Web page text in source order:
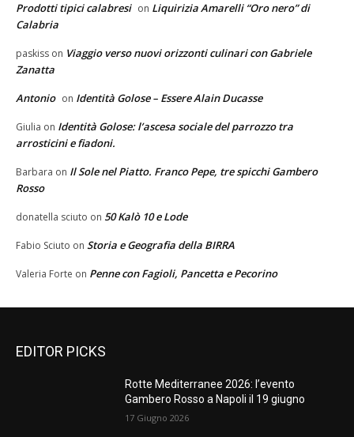
Prodotti tipici calabresi on Liquirizia Amarelli “Oro nero” di
Calabria
paskiss on Viaggio verso nuovi orizzonti culinari con Gabriele
Zanatta
Antonio on Identità Golose – Essere Alain Ducasse
Giulia on Identità Golose: l’ascesa sociale del parrozzo tra
arrosticini e fiadoni.
Barbara on Il Sole nel Piatto. Franco Pepe, tre spicchi Gambero
Rosso
donatella sciuto on 50 Kalò 10 e Lode
Fabio Sciuto on Storia e Geografia della BIRRA
Valeria Forte on Penne con Fagioli, Pancetta e Pecorino
EDITOR PICKS
Rotte Mediterranee 2026: l’evento
Gambero Rosso a Napoli il 19 giugno
17 Giugno 2026